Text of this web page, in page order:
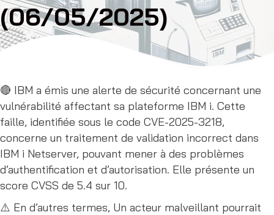
(06/05/2025)
🔴 IBM a émis une alerte de sécurité concernant une
vulnérabilité affectant sa plateforme IBM i. Cette
faille, identifiée sous le code CVE-2025-3218,
concerne un traitement de validation incorrect dans
IBM i Netserver, pouvant mener à des problèmes
d’authentification et d’autorisation. Elle présente un
score CVSS de 5.4 sur 10.
⚠️ En d’autres termes, Un acteur malveillant pourrait